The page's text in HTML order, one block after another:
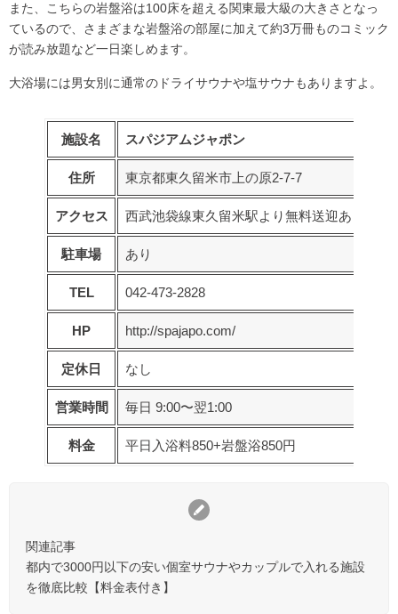
また、こちらの岩盤浴は100床を超える関東最大級の大きさとなっ
ているので、さまざまな岩盤浴の部屋に加えて約3万冊ものコミック
が読み放題など一日楽しめます。
大浴場には男女別に通常の ドライサウナや塩サウナもありますよ。
施設名 スパジアムジャポン
住所 東京都東久留米市上の原2-7-7
アクセス 西武池袋線東久留米駅より無料送迎あり
駐車場 あり
TEL 042-473-2828
HP http://spajapo.com/
定休日 なし
営業時間 毎日 9:00〜翌1:00
料金 平日入浴料850+岩盤浴850円
関連記事
都内で3000円以下の安い個室サウナやカップルで入れる施設
を徹底比較【料金表付き】